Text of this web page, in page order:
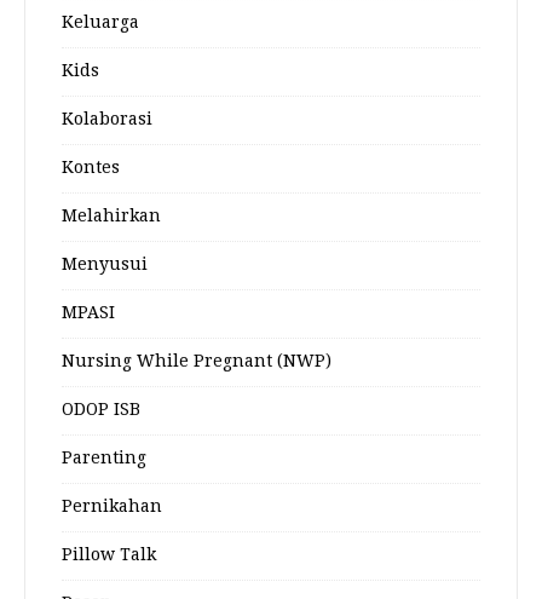
Keluarga
Kids
Kolaborasi
Kontes
Melahirkan
Menyusui
MPASI
Nursing While Pregnant (NWP)
ODOP ISB
Parenting
Pernikahan
Pillow Talk